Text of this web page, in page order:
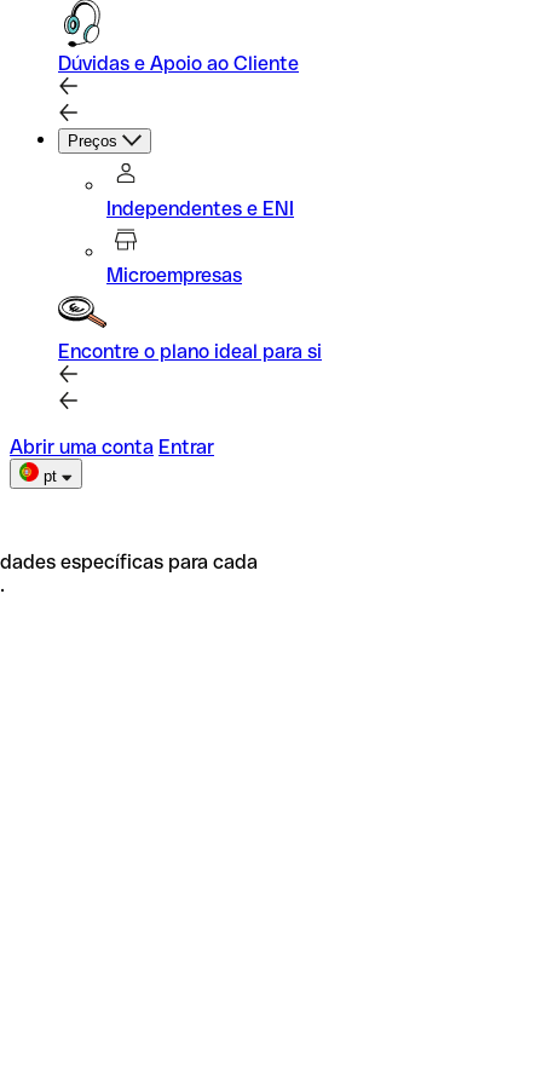
Dúvidas e Apoio ao Cliente
Preços
Independentes e ENI
Microempresas
Encontre o plano ideal para si
Abrir uma conta Entrar
pt
específicas para cada